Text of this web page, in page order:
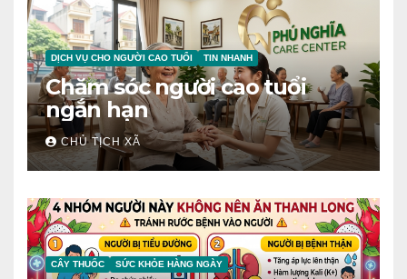
DỊCH VỤ CHO NGƯỜI CAO TUỔI TIN NHANH
Chăm sóc người cao tuổi
ngắn hạn
CHỦ TỊCH XÃ
CÂY THUỐC SỨC KHỎE HÀNG NGÀY